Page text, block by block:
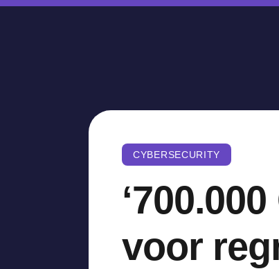
CYBERSECURITY
voor